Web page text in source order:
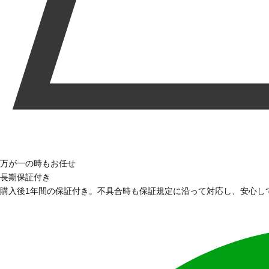
万が一の時もお任せ
長期保証付き
購入後1年間の保証付き。不具合時も保証規定に沿って対応し、安心